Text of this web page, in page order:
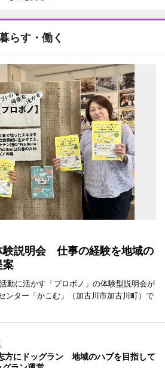
らす・働く
験説明会 仕事の経験を地域の
案
動に活かす「プロボノ」の体験型説明会が
ンター「かこむ」（加古川市加古川町）で
方にドッグラン 地域のハブを目指して